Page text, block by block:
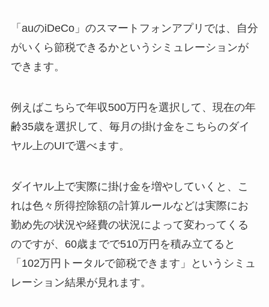
「auのiDeCo」のスマートフォンアプリでは、自分
がいくら節税できるかというシミュレーションが
できます。
例えばこちらで年収500万円を選択して、現在の年
齢35歳を選択して、毎月の掛け金をこちらのダイ
ヤル上のUIで選べます。
ダイヤル上で実際に掛け金を増やしていくと、こ
れは色々所得控除額の計算ルールなどは実際にお
勤め先の状況や経費の状況によって変わってくる
のですが、60歳までで510万円を積み立てると
「102万円トータルで節税できます」というシミュ
レーション結果が見れます。